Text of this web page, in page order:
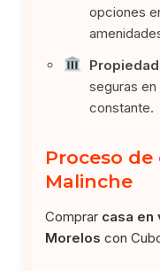
opciones
seguras
constante.
Proceso de
Malinche
Comprar casa en
Morelos con